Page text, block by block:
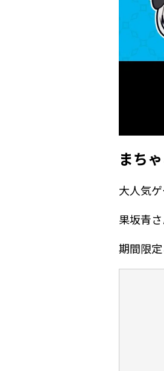
まち
大人気
果坂青
期間限